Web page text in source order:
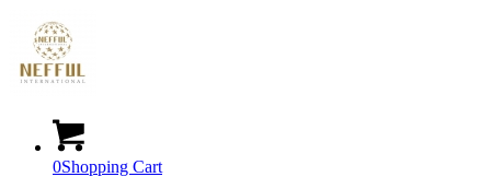
0Shopping Cart